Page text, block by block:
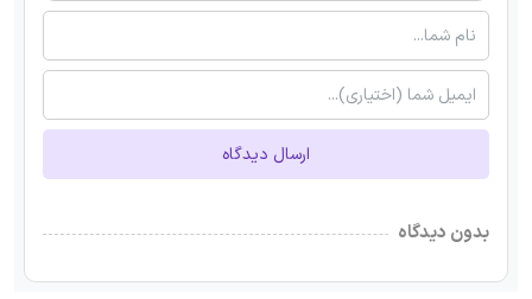
ارسال دیدگاه
بدون دیدگاه